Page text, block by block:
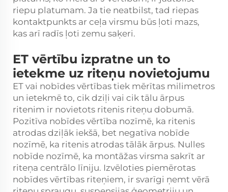
riepu platumam. Ja tie neatbilst, tad riepas
kontaktpunkts ar ceļa virsmu būs ļoti mazs,
kas arī radīs ļoti zemu saķeri.
ET vērtību izpratne un to
ietekme uz riteņu novietojumu
ET vai nobīdes vērtības tiek mērītas milimetros
un ietekmē to, cik dziļi vai cik tālu ārpus
ritenim ir novietots ritenis riteņu dobumā.
Pozitīva nobīdes vērtība nozīmē, ka ritenis
atrodas dziļāk iekšā, bet negatīva nobīde
nozīmē, ka ritenis atrodas tālāk ārpus. Nulles
nobīde nozīmē, ka montāžas virsma sakrīt ar
riteņa centrālo līniju. Izvēloties piemērotas
nobīdes vērtības riteņiem, ir svarīgi ņemt vērā